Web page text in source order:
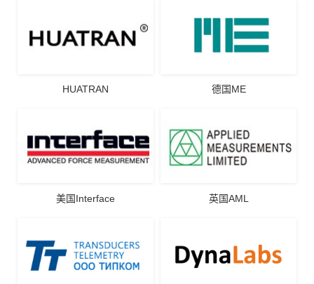
HUATRAN 德国ME
美国Interface 英国AML